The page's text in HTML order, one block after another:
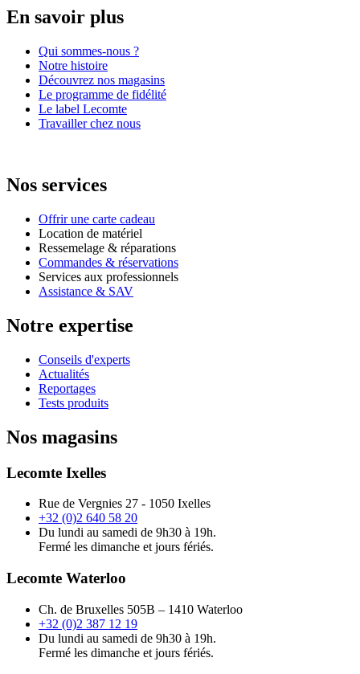
En savoir plus
Qui sommes-nous ?
Notre histoire
Découvrez nos magasins
Le programme de fidélité
Le label Lecomte
Travailler chez nous
Nos services
Offrir une carte cadeau
Location de matériel
Ressemelage & réparations
Commandes & réservations
Services aux professionnels
Assistance & SAV
Notre expertise
Conseils d'experts
Actualités
Reportages
Tests produits
Nos magasins
Lecomte Ixelles
Rue de Vergnies 27 - 1050 Ixelles
+32 (0)2 640 58 20
Du lundi au samedi de 9h30 à 19h.
Fermé les dimanche et jours fériés.
Lecomte Waterloo
Ch. de Bruxelles 505B – 1410 Waterloo
+32 (0)2 387 12 19
Du lundi au samedi de 9h30 à 19h.
Fermé les dimanche et jours fériés.